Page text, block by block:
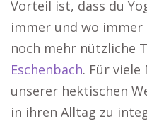
Vorteil ist, dass du
immer und wo
noch mehr nützliche
Eschenbach. Für viele
unserer hektischen
in ihren Alltag zu